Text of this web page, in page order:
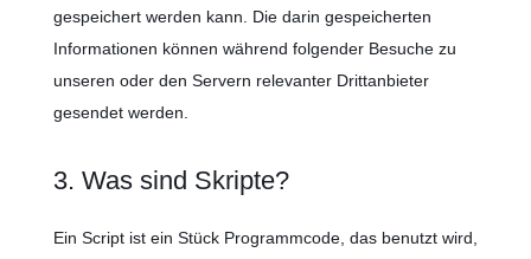
gespeichert werden kann. Die darin gespeicherten
Informationen können während folgender Besuche zu
unseren oder den Servern relevanter Drittanbieter
gesendet werden.
3. Was sind Skripte?
Ein Script ist ein Stück Programmcode, das benutzt wird,